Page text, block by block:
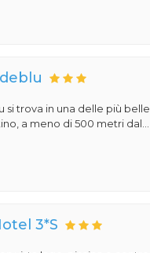
si trova in una delle più belle
a meno di 500 metri dal...
3*S